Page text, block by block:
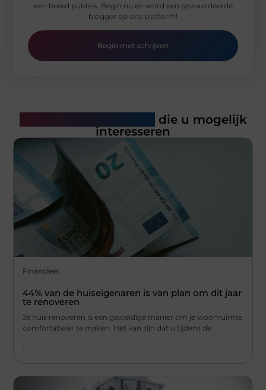
een breed publiek. Begin nu en word een gewaardeerde
blogger op ons platform!
Begin met schrijven
die u mogelijk
interesseren
Financieel
44% van de huiseigenaren is van plan om dit jaar
te renoveren
Je huis renoveren is een geweldige manier om je woonruimte
comfortabeler te maken. Het kan zijn dat u tijdens de
...